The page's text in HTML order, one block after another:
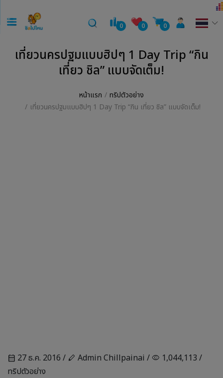
0 0 0
เที่ยวนครปฐมแบบฮิปๆ 1 Day Trip “กิน
เที่ยว ชิล” แบบจัดเต็ม!
หน้าแรก
ทริปตัวอย่าง
เที่ยวนครปฐมแบบฮิปๆ 1 Day Trip “กิน เที่ยว ชิล” แบบจัดเต็ม!
calendar_month 27 ธ.ค. 2016 / stylus Admin Chillpainai / visibility 1,044,113 /
ทริปตัวอย่าง